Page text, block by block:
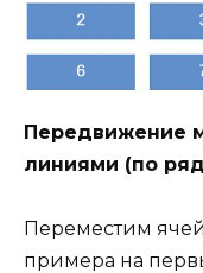
Передвижение
линиями (по
Переместим
примера на